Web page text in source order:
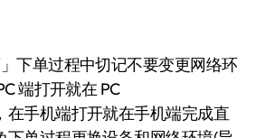
下单过程中切记不要变更网络环
端打开就在 PC
在手机端打开就在手机端完成直